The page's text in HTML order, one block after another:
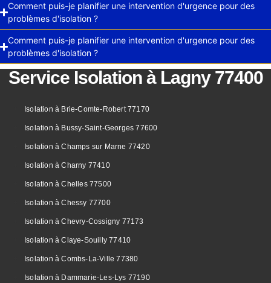
Comment puis-je planifier une intervention d'urgence pour des
problèmes d'isolation ?
Comment puis-je planifier une intervention d'urgence pour des
problèmes d'isolation ?
Service Isolation à Lagny 77400
Isolation à Brie-Comte-Robert 77170
Isolation à Bussy-Saint-Georges 77600
Isolation à Champs sur Marne 77420
Isolation à Charny 77410
Isolation à Chelles 77500
Isolation à Chessy 77700
Isolation à Chevry-Cossigny 77173
Isolation à Claye-Souilly 77410
Isolation à Combs-La-Ville 77380
Isolation à Dammarie-Les-Lys 77190